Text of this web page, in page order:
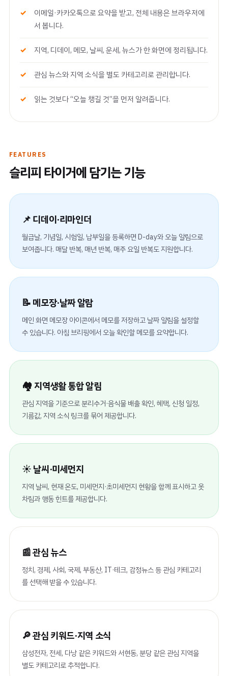
이메일·카카오톡으로 요약을 받고, 전체 내용은 브라우저에
서 봅니다.
지역, 디데이, 메모, 날씨, 운세, 뉴스가 한 화면에 정리됩니다.
관심 뉴스와 지역 소식을 별도 카테고리로 관리합니다.
읽는 것보다 “오늘 챙길 것”을 먼저 알려줍니다.
FEATURES
슬리피 타이거에 담기는 기능
📌 디데이·리마인더
월급날, 기념일, 시험일, 납부일을 등록하면 D-day와 오늘 알림으로
보여줍니다. 매달 반복, 매년 반복, 매주 요일 반복도 지원합니다.
📝 메모장·날짜 알람
메인 화면 메모장 아이콘에서 메모를 저장하고 날짜 알림을 설정할
수 있습니다. 아침 브리핑에서 오늘 확인할 메모를 요약합니다.
🏘️ 지역생활 통합 알림
관심 지역을 기준으로 분리수거·음식물 배출 확인, 혜택, 신청 일정,
기름값, 지역 소식 링크를 묶어 제공합니다.
☀️ 날씨·미세먼지
지역 날씨, 현재 온도, 미세먼지·초미세먼지 현황을 함께 표시하고 옷
차림과 행동 힌트를 제공합니다.
📰 관심 뉴스
정치, 경제, 사회, 국제, 부동산, IT·테크, 감정뉴스 등 관심 카테고리
를 선택해 받을 수 있습니다.
🔎 관심 키워드·지역 소식
삼성전자, 전세, 다낭 같은 키워드와 서현동, 분당 같은 관심 지역을
별도 카테고리로 추적합니다.